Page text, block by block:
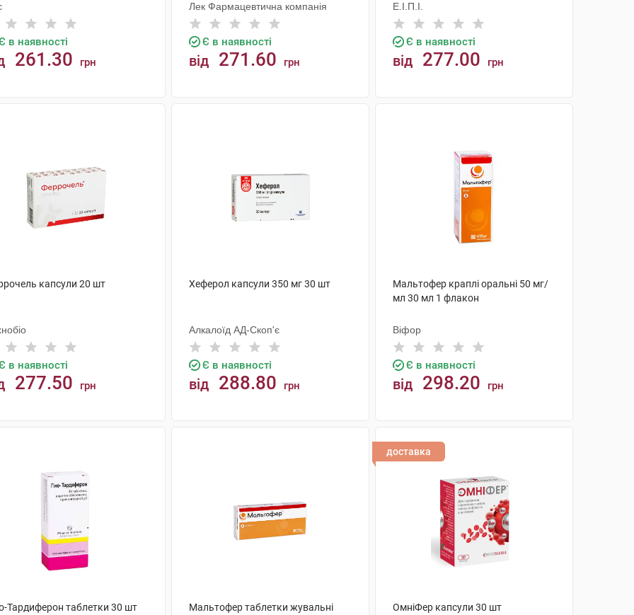
в наявності
261.30 грн
Лек Фармацевтична компанія
Є в наявності
від 271.60 грн
Е.І.П.І.
Є в наявності
від 277.00 грн
капсули 20 шт
в наявності
277.50 грн
Хеферол капсули 350 мг 30 шт
Алкалоїд АД-Скоп'є
Є в наявності
від 288.80 грн
Мальтофер краплі оральні 50 мг/
мл 30 мл 1 флакон
Віфор
Є в наявності
від 298.20 грн
Тардиферон таблетки 30 шт
Мальтофер таблетки жувальні
доставка
ОмніФер капсули 30 шт